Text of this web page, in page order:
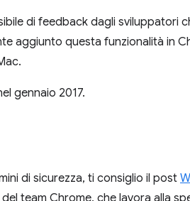
di feedback dagli sviluppatori
aggiunto questa funzionalità in
gennaio 2017.
di sicurezza, ti consiglio il post
team Chrome, che lavora alla